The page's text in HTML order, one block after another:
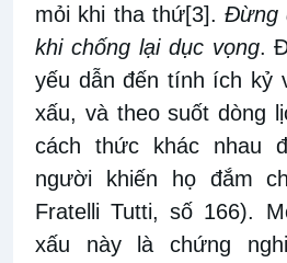
mỏi khi tha thứ[3]. Đừng
khi chống lại dục vọng.
yếu dẫn đến tính ích kỷ
xấu, và theo suốt dòng
cách thức khác nhau
người khiến họ đắm
Fratelli Tutti, số 166).
xấu này là chứng